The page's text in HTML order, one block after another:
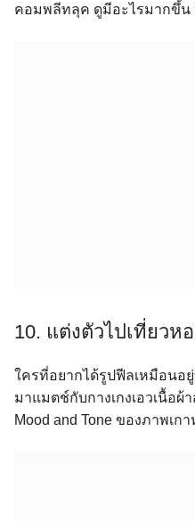
คอมพลีทลุค ดูมีอะไรมากขึ้น
10. แต่งตัวไปเที่ยวห
ใครที่อยากได้รูปฟีลเหมือนอ
มาแมตช์กับกางเกงเอวเนื้อผ้
Mood and Tone ของภาพเก